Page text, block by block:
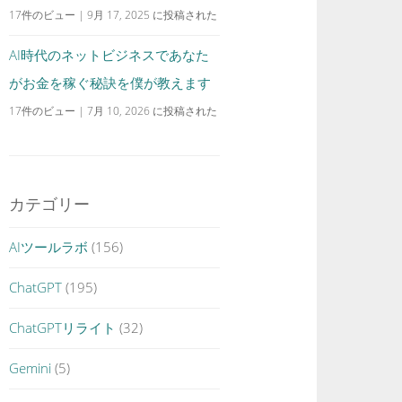
17件のビュー |9月 17, 2025 に投稿された
AI時代のネットビジネスであなた
がお金を稼ぐ秘訣を僕が教えます
17件のビュー |7月 10, 2026 に投稿された
カテゴリー
AIツールラボ (156)
ChatGPT (195)
ChatGPTリライト (32)
Gemini (5)